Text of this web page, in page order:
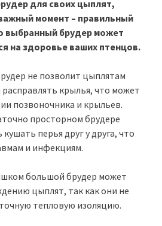
для своих цыплят,
момент – правильный
выбранный брудер может
на здоровье ваших птенцов.
не позволит цыплятам
крылья, что может
позвоночника и крыльев.
просторном брудере
перья друг у друга, что
и инфекциям.
большой брудер может
цыплят, так как они не
тепловую изоляцию.